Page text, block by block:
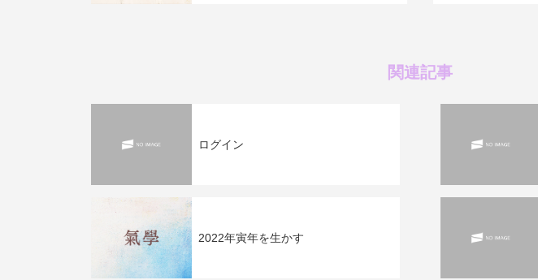
関連記事
ログイン
2022年寅年を生かす